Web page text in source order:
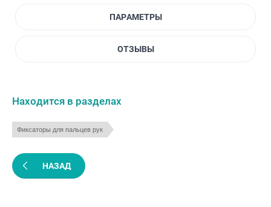
ПАРАМЕТРЫ
ОТЗЫВЫ
Находится в разделах
Фиксаторы для пальцев рук
НАЗАД